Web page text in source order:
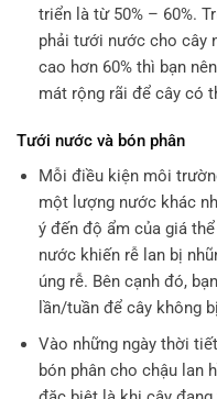
triển là từ 50% – 60%.
phải tưới nước cho cây
cao hơn 60% thì bạn
mát rộng rãi để cây có
Tưới nước và bón phân
Mỗi điều kiện môi
một lượng nước khác
ý đến độ ẩm của giá
nước khiến rễ lan bị
úng rễ. Bên cạnh đó,
lần/tuần để cây không
Vào những ngày thời
bón phân cho chậu lan